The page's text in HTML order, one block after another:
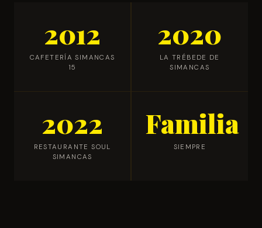
2012
CAFETERÍA SIMANCAS
15
2020
LA TRÉBEDE DE
SIMANCAS
2022
RESTAURANTE SOUL
SIMANCAS
Familia
SIEMPRE